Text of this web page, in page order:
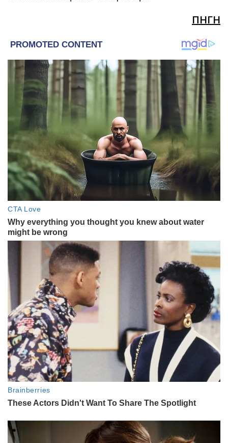
ΠΗΓΗ